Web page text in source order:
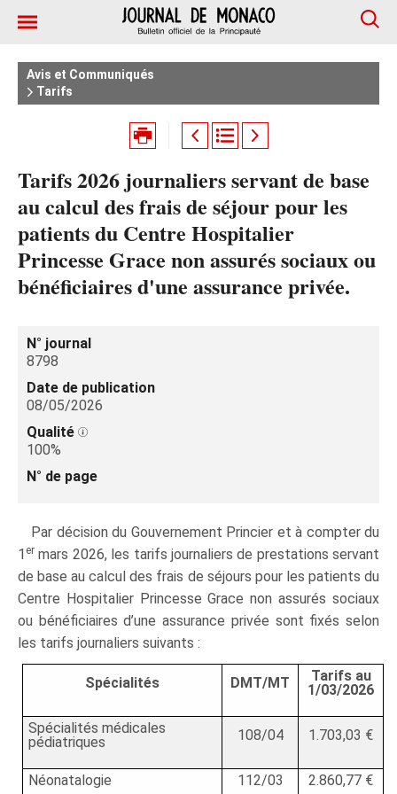
Avis et Communiqués
Tarifs
Tarifs 2026 journaliers servant de base
au calcul des frais de séjour pour les
patients du Centre Hospitalier
Princesse Grace non assurés sociaux ou
bénéficiaires d'une assurance privée.
N° journal
8798
Date de publication
08/05/2026
Qualité
100%
N° de page
Par décision du Gouvernement Princier et à compter du
1 er mars 2026, les tarifs journaliers de prestations servant
de base au calcul des frais de séjours pour les patients du
Centre Hospitalier Princesse Grace non assurés sociaux
ou bénéficiaires d’une assurance privée sont fixés selon
les tarifs journaliers suivants :
Spécialités DMT/MT
Tarifs au
1/03/2026
Spécialités médicales
pédiatriques
108/04 1.703,03 €
Néonatalogie 112/03 2.860,77 €